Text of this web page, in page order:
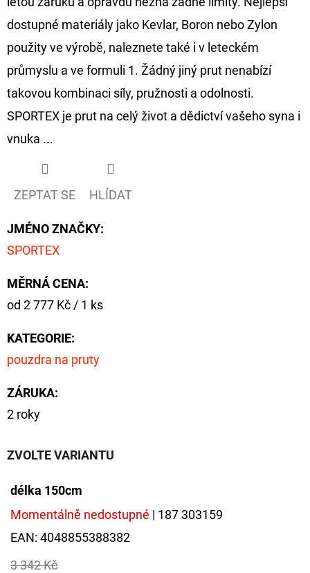
dostupné materiály jako Kevlar, Boron nebo Zylon
použity ve výrobě, naleznete také i v leteckém
průmyslu a ve formuli 1. Žádný jiný prut nenabízí
takovou kombinaci síly, pružnosti a odolnosti.
SPORTEX je prut na celý život a dědictví vašeho syna i
vnuka ...
ZEPTAT SE HLÍDAT
JMÉNO ZNAČKY:
SPORTEX
MĚRNÁ CENA:
Měrná
od 2 777 Kč / 1 ks
KATEGORIE:
pouzdra na pruty
ZÁRUKA:
2 roky
ZVOLTE VARIANTU
délka 150cm
Momentálně nedostupné | 187 303159
EAN: 4048855388382
3 342 Kč